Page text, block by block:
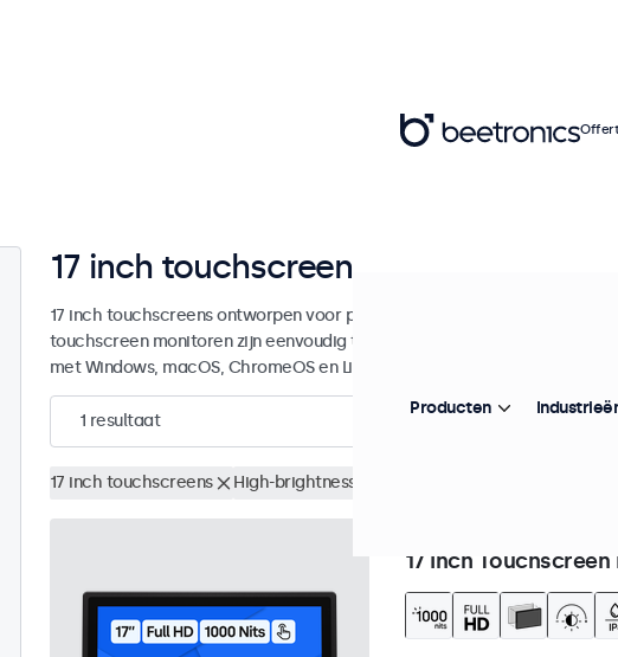
17 inch touchscreen monitoren
17 inch touchscreens ontworpen voor professionele toepassingen en
touchscreen monitoren zijn eenvoudig te integreren in elke applicatie
met Windows, macOS, ChromeOS en Linux besturingssystemen.
1 resultaat
17 inch touchscreens High-brightness
17 Inch
Producten